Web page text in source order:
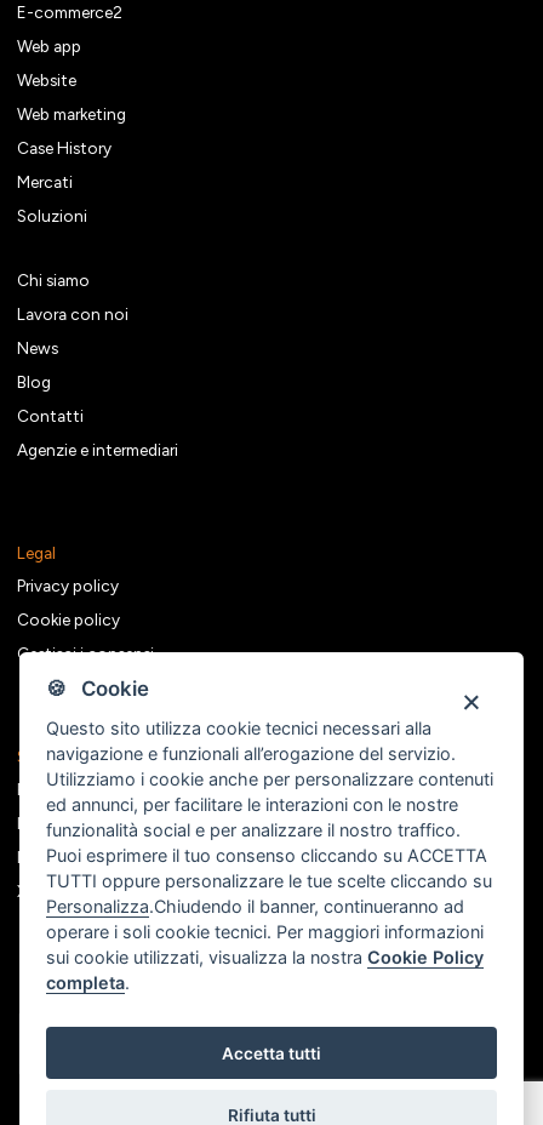
🍪 Cookie
Questo sito utilizza cookie tecnici necessari alla
navigazione e funzionali all’erogazione del servizio.
Utilizziamo i cookie anche per personalizzare contenuti
ed annunci, per facilitare le interazioni con le nostre
funzionalità social e per analizzare il nostro traffico.
Puoi esprimere il tuo consenso cliccando su ACCETTA
TUTTI oppure personalizzare le tue scelte cliccando su
Personalizza.Chiudendo il banner, continueranno ad
operare i soli cookie tecnici. Per maggiori informazioni
sui cookie utilizzati, visualizza la nostraCookie Policy
completa.
Accetta tutti
Rifiuta tutti
E-commerce2
Web app
Website
Web marketing
Case History
Mercati
Soluzioni
Chi siamo
Lavora con noi
News
Blog
Contatti
Agenzie e intermediari
Legal
Privacy policy
Cookie policy
Gestisci i consensi
Seguici sui social
Facebook
Instagram
Linkedin
X